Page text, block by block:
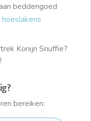
beddengoed
hoeslakens
Konijn Snuffie?
bereiken: